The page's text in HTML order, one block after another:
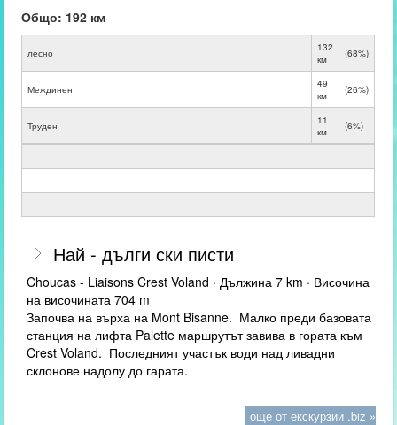
Общо: 192 км
лесно
132
км
(68%)
Междинен
49
км
(26%)
Труден
11
км
(6%)
Най - дълги ски писти
Choucas - Liaisons Crest Voland · Дължина 7 km · Височина
на височината 704 m
Започва на върха на Mont Bisanne. Малко преди базовата
станция на лифта Palette маршрутът завива в гората към
Crest Voland. Последният участък води над ливадни
склонове надолу до гарата.
още от екскурзии .biz »